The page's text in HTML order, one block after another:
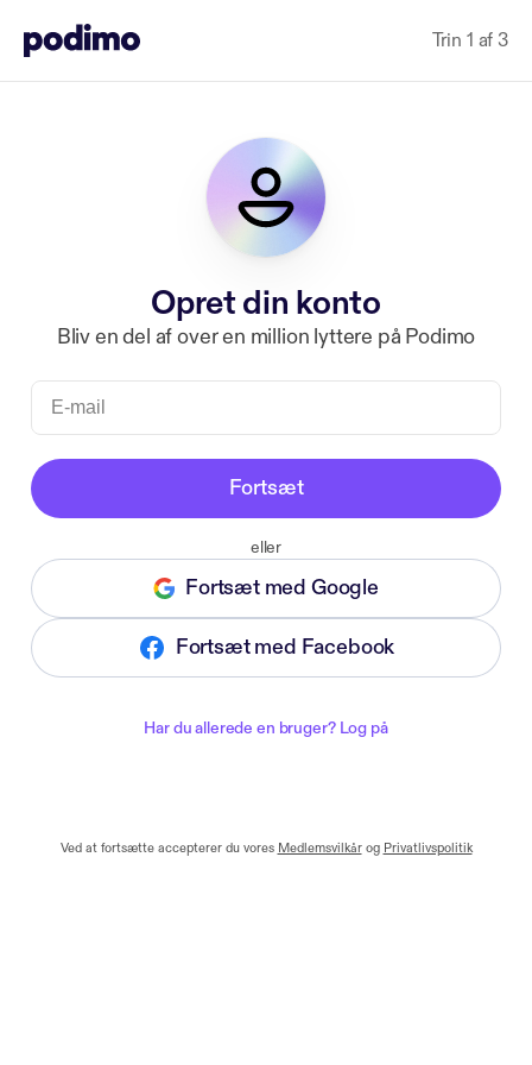
Trin 1 af 3
Opret din konto
Bliv en del af over en million lyttere på Podimo
Fortsæt
eller
Fortsæt med Google
Fortsæt med Facebook
Har du allerede en bruger? Log på
Ved at fortsætte accepterer du vores Medlemsvilkår og Privatlivspolitik